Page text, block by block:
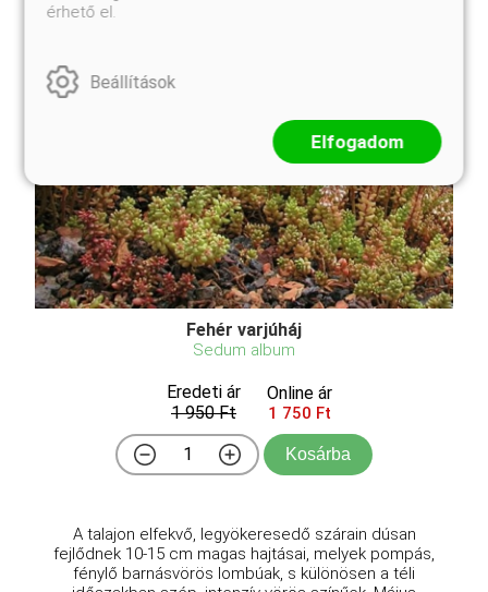
Fehér varjúháj
Sedum album
Eredeti ár
1 950 Ft
Online ár
1 750 Ft
Kosárba
A talajon elfekvő, legyökeresedő szárain dúsan
fejlődnek 10-15 cm magas hajtásai, melyek pompás,
fénylő barnásvörös lombúak, s különösen a téli
érhető el.
Beállítások
Elfogadom